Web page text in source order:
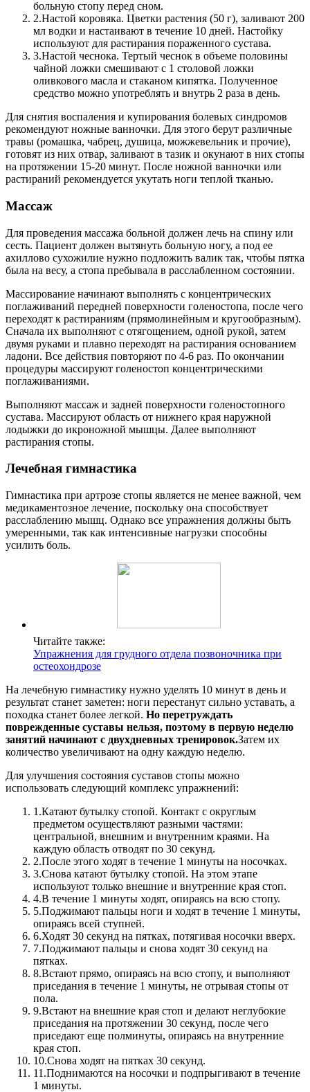
больную стопу перед сном.
2.Настой коровяка. Цветки растения (50 г), заливают 200
мл водки и настаивают в течение 10 дней. Настойку
используют для растирания пораженного сустава.
3.Настой чеснока. Тертый чеснок в объеме половины
чайной ложки смешивают с 1 столовой ложки
оливкового масла и стаканом кипятка. Полученное
средство можно употреблять и внутрь 2 раза в день.
Для снятия воспаления и купирования болевых синдромов
рекомендуют ножные ванночки. Для этого берут различные
травы (ромашка, чабрец, душица, можжевельник и прочие),
готовят из них отвар, заливают в тазик и окунают в них стопы
на протяжении 15-20 минут. После ножной ванночки или
растираний рекомендуется укутать ноги теплой тканью.
Массаж
Для проведения массажа больной должен лечь на спину или
сесть. Пациент должен вытянуть больную ногу, а под ее
ахиллово сухожилие нужно подложить валик так, чтобы пятка
была на весу, а стопа пребывала в расслабленном состоянии.
Массирование начинают выполнять с концентрических
поглаживаний передней поверхности голеностопа, после чего
переходят к растираниям (прямолинейным и кругообразным).
Сначала их выполняют с отягощением, одной рукой, затем
двумя руками и плавно переходят на растирания основанием
ладони. Все действия повторяют по 4-6 раз. По окончании
процедуры массируют голеностоп концентрическими
поглаживаниями.
Выполняют массаж и задней поверхности голеностопного
сустава. Массируют область от нижнего края наружной
лодыжки до икроножной мышцы. Далее выполняют
растирания стопы.
Лечебная гимнастика
Гимнастика при артрозе стопы является не менее важной, чем
медикаментозное лечение, поскольку она способствует
расслаблению мышц. Однако все упражнения должны быть
умеренными, так как интенсивные нагрузки способны
усилить боль.
Читайте также:
Упражнения для грудного отдела позвоночника при
остеохондрозе
На лечебную гимнастику нужно уделять 10 минут в день и
результат станет заметен: ноги перестанут сильно уставать, а
походка станет более легкой. Но перетруждать
поврежденные суставы нельзя, поэтому в первую неделю
занятий начинают с двухдневных тренировок.Затем их
количество увеличивают на одну каждую неделю.
Для улучшения состояния суставов стопы можно
использовать следующий комплекс упражнений:
1.Катают бутылку стопой. Контакт с округлым
предметом осуществляют разными частями:
центральной, внешним и внутренним краями. На
каждую область отводят по 30 секунд.
2.После этого ходят в течение 1 минуты на носочках.
3.Снова катают бутылку стопой. На этом этапе
используют только внешние и внутренние края стоп.
4.В течение 1 минуты ходят, опираясь на всю стопу.
5.Поджимают пальцы ноги и ходят в течение 1 минуты,
опираясь всей ступней.
6.Ходят 30 секунд на пятках, потягивая носочки вверх.
7.Поджимают пальцы и снова ходят 30 секунд на
пятках.
8.Встают прямо, опираясь на всю стопу, и выполняют
приседания в течение 1 минуты, не отрывая стопы от
пола.
9.Встают на внешние края стоп и делают неглубокие
приседания на протяжении 30 секунд, после чего
приседают еще полминуты, опираясь на внутренние
края стоп.
10.Снова ходят на пятках 30 секунд.
11.Поднимаются на носочки и подпрыгивают в течение
1 минуты.